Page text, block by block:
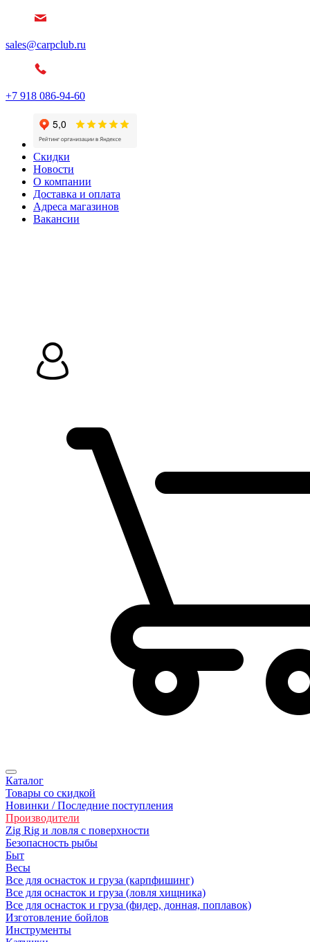
sales@carpclub.ru
+7 918 086-94-60
Скидки
Новости
О компании
Доставка и оплата
Адреса магазинов
Вакансии
Каталог
Товары со скидкой
Новинки / Последние поступления
Производители
Zig Rig и ловля с поверхности
Безoпасность рыбы
Быт
Весы
Все для оснасток и груза (карпфишинг)
Все для оснасток и груза (ловля хищника)
Все для оснасток и груза (фидер, донная, поплавок)
Изготовление бойлов
Инструменты